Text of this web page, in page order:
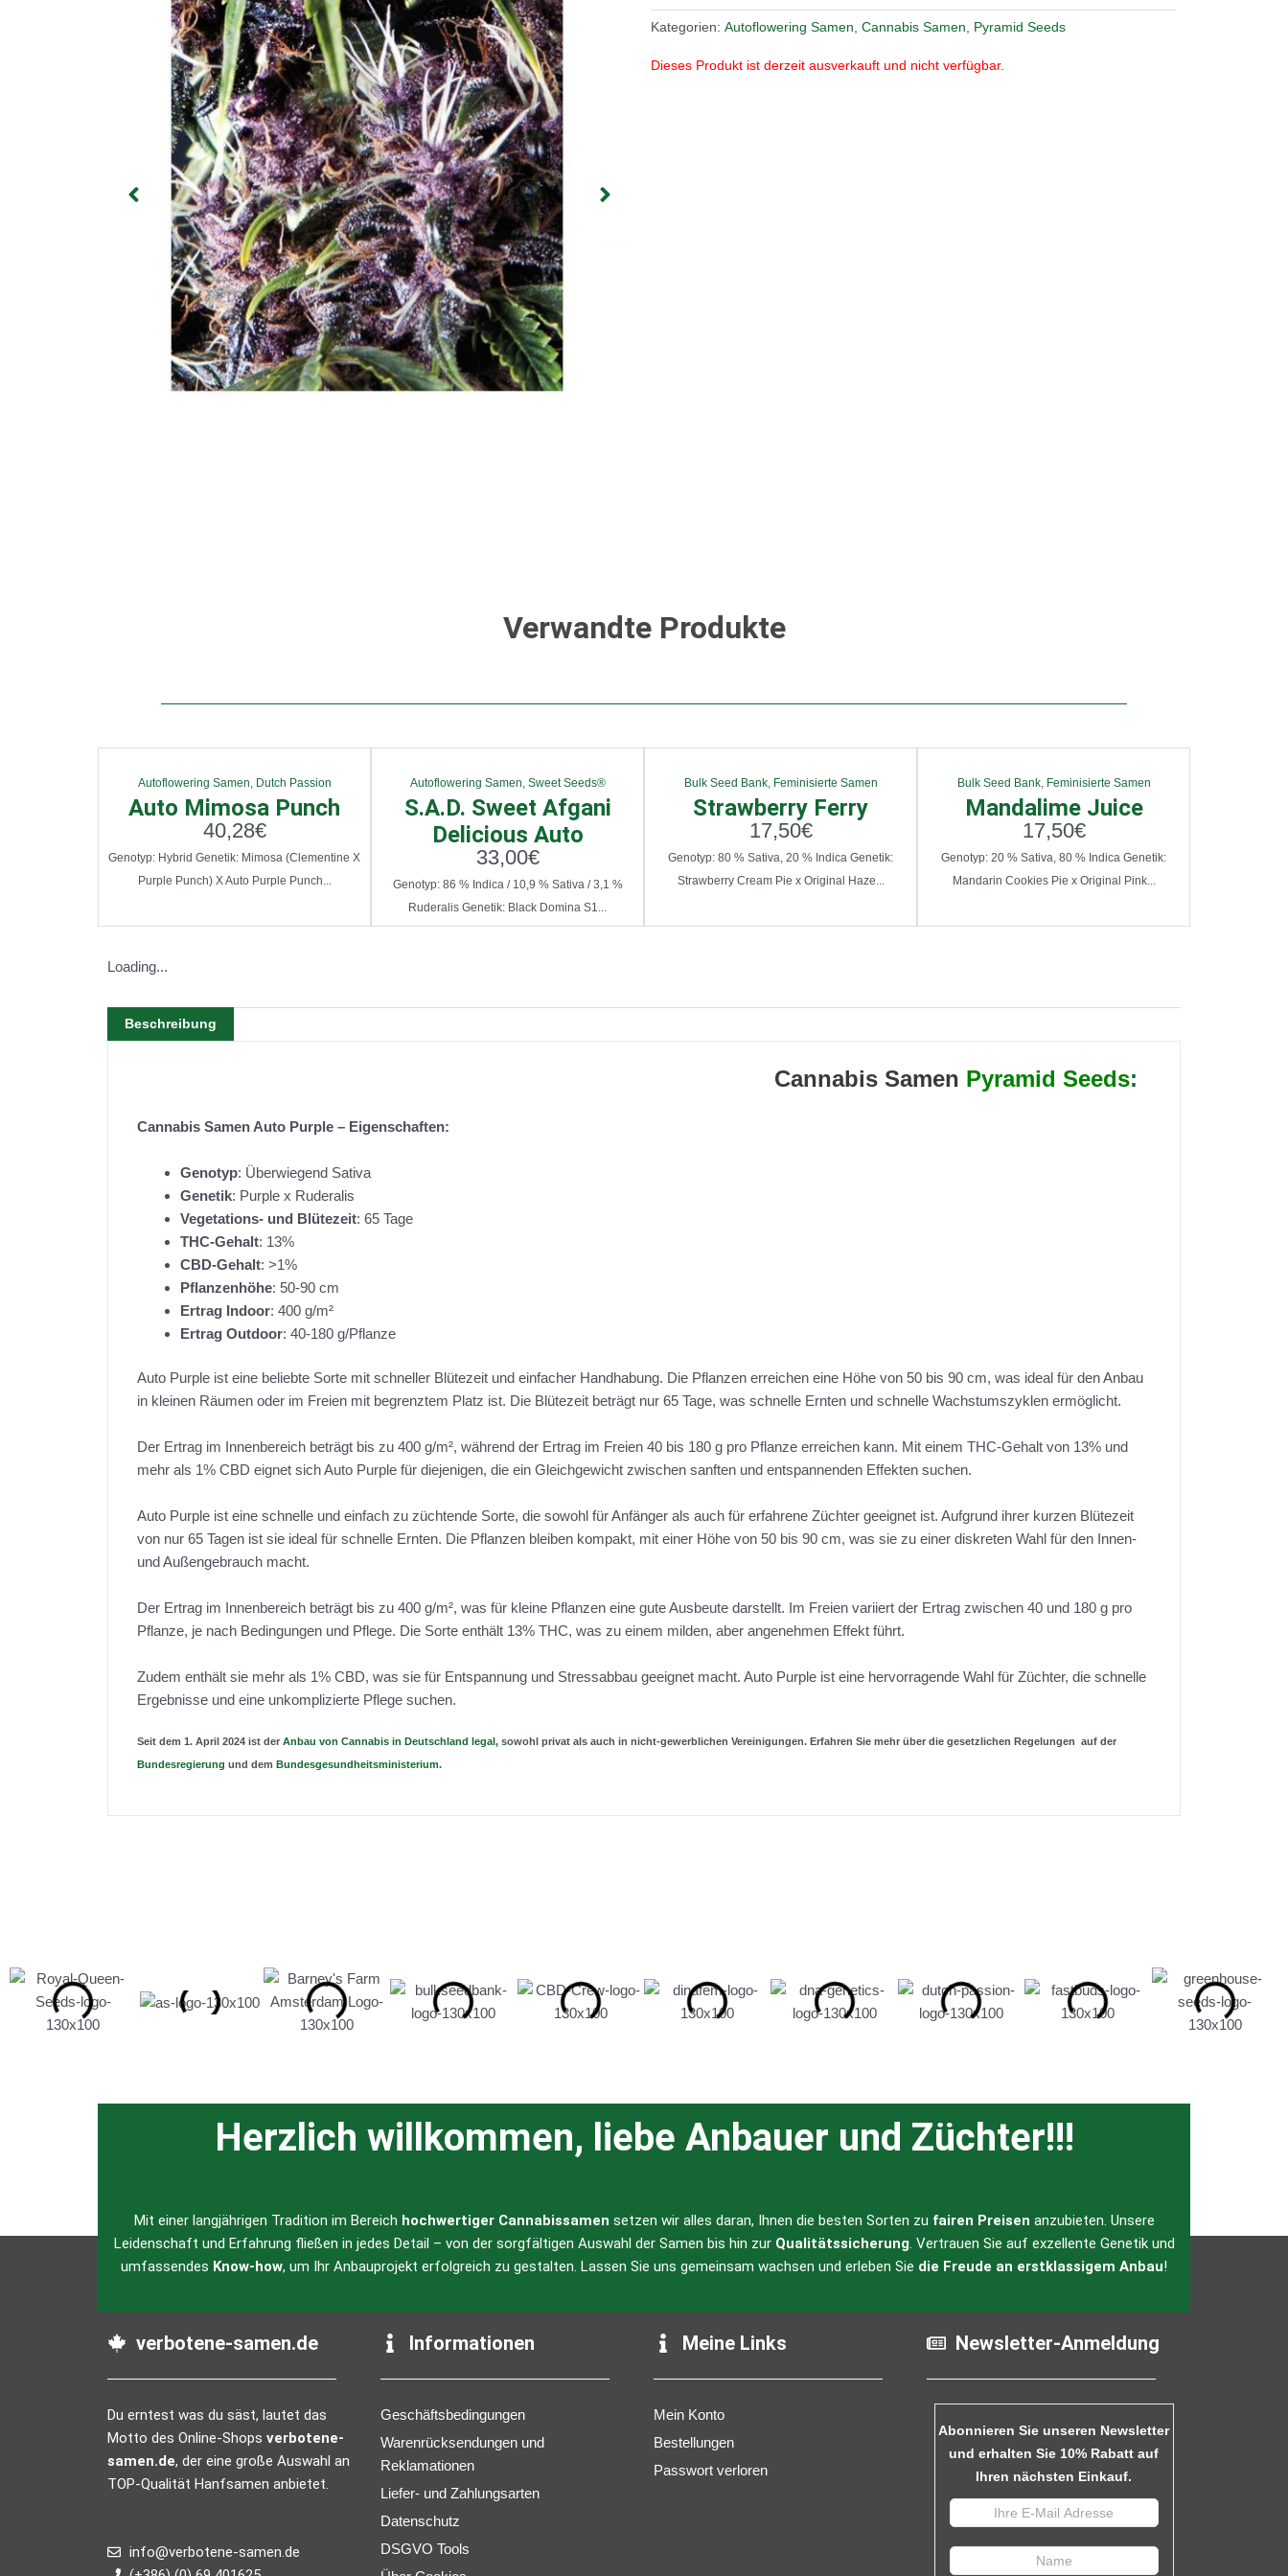
Kategorien:Autoflowering Samen,Cannabis Samen, Pyramid Seeds
Dieses Produkt ist derzeit ausverkauft und nicht verfügbar.
Verwandte Produkte
Autoflowering Samen Dutch Passion
Auto Mimosa Punch
40,28€
Genotyp: Hybrid Genetik: Mimosa (Clementine X
Purple Punch) X Auto Purple Punch...
Autoflowering Samen Sweet Seeds®
S.A.D. Sweet Afgani
Delicious Auto
33,00€
Genotyp: 86 % Indica / 10,9 % Sativa / 3,1 %
Ruderalis Genetik: Black Domina S1...
Bulk Seed Bank, Feminisierte Samen
Strawberry Ferry
17,50€
Genotyp: 80 % Sativa, 20 % Indica Genetik:
Strawberry Cream Pie x Original Haze...
Bulk Seed Bank, Feminisierte Samen
Mandalime Juice
17,50€
Genotyp: 20 % Sativa, 80 % Indica Genetik:
Mandarin Cookies Pie x Original Pink...
Loading...
Beschreibung
Cannabis Samen Pyramid Seeds:
Cannabis Samen Auto Purple – Eigenschaften:
Genotyp: Überwiegend Sativa
Genetik: Purple x Ruderalis
Vegetations- und Blütezeit: 65 Tage
THC-Gehalt: 13%
CBD-Gehalt: >1%
Pflanzenhöhe: 50-90 cm
Ertrag Indoor: 400 g/m²
Ertrag Outdoor: 40-180 g/Pflanze
Auto Purple ist eine beliebte Sorte mit schneller Blütezeit und einfacher Handhabung. Die Pflanzen erreichen eine Höhe von 50 bis 90 cm, was ideal für den Anbau
in kleinen Räumen oder im Freien mit begrenztem Platz ist. Die Blütezeit beträgt nur 65 Tage, was schnelle Ernten und schnelle Wachstumszyklen ermöglicht.
Der Ertrag im Innenbereich beträgt bis zu 400 g/m², während der Ertrag im Freien 40 bis 180 g pro Pflanze erreichen kann. Mit einem THC-Gehalt von 13% und
mehr als 1% CBD eignet sich Auto Purple für diejenigen, die ein Gleichgewicht zwischen sanften und entspannenden Effekten suchen.
Auto Purple ist eine schnelle und einfach zu züchtende Sorte, die sowohl für Anfänger als auch für erfahrene Züchter geeignet ist. Aufgrund ihrer kurzen Blütezeit
von nur 65 Tagen ist sie ideal für schnelle Ernten. Die Pflanzen bleiben kompakt, mit einer Höhe von 50 bis 90 cm, was sie zu einer diskreten Wahl für den Innen-
und Außengebrauch macht.
Der Ertrag im Innenbereich beträgt bis zu 400 g/m², was für kleine Pflanzen eine gute Ausbeute darstellt. Im Freien variiert der Ertrag zwischen 40 und 180 g pro
Pflanze, je nach Bedingungen und Pflege. Die Sorte enthält 13% THC, was zu einem milden, aber angenehmen Effekt führt.
Zudem enthält sie mehr als 1% CBD, was sie für Entspannung und Stressabbau geeignet macht. Auto Purple ist eine hervorragende Wahl für Züchter, die schnelle
Ergebnisse und eine unkomplizierte Pflege suchen.
Seit dem 1. April 2024 ist der Anbau von Cannabis in Deutschland legal, sowohl privat als auch in nicht-gewerblichen Vereinigungen. Erfahren Sie mehr über die gesetzlichen Regelungen auf der
Bundesregierung und dem Bundesgesundheitsministerium.
Herzlich willkommen, liebe Anbauer und Züchter!!!
Mit einer langjährigen Tradition im Bereich hochwertiger Cannabissamen setzen wir alles daran, Ihnen die besten Sorten zu fairen Preisen anzubieten. Unsere
Leidenschaft und Erfahrung fließen in jedes Detail – von der sorgfältigen Auswahl der Samen bis hin zur Qualitätssicherung. Vertrauen Sie auf exzellente Genetik und
umfassendes Know-how, um Ihr Anbauprojekt erfolgreich zu gestalten. Lassen Sie uns gemeinsam wachsen und erleben Sie die Freude an erstklassigem Anbau!
verbotene-samen.de
Du erntest was du säst, lautet das
Motto des Online-Shops verbotene-
samen.de, der eine große Auswahl an
TOP-Qualität Hanfsamen anbietet.
info@verbotene-samen.de
Informationen
Geschäftsbedingungen
Warenrücksendungen und
Reklamationen
Liefer- und Zahlungsarten
Datenschutz
DSGVO Tools
Meine Links
Mein Konto
Bestellungen
Passwort verloren
Newsletter-Anmeldung
Abonnieren Sie unseren Newsletter
und erhalten Sie 10% Rabatt auf
Ihren nächsten Einkauf.